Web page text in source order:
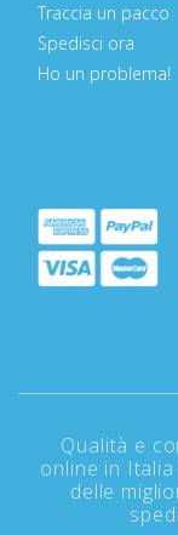
Traccia un pacco
Spedisci ora
Ho un problema!
Qualità e
online in
delle